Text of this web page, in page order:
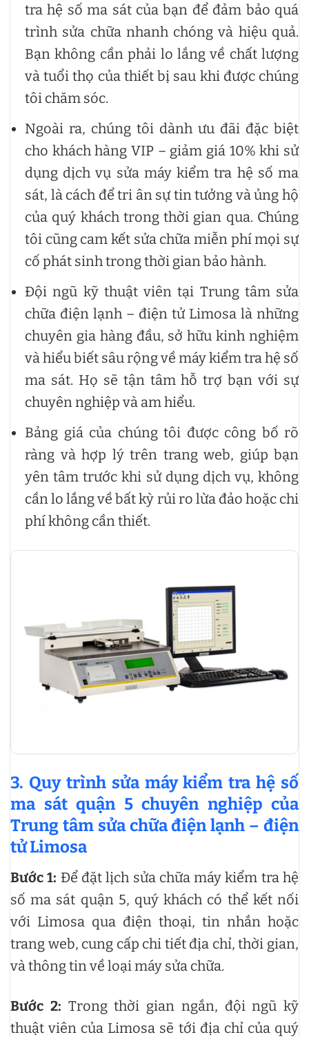
tra hệ số ma sát của bạn để đảm bảo quá
trình sửa chữa nhanh chóng và hiệu quả.
Bạn không cần phải lo lắng về chất lượng
và tuổi thọ của thiết bị sau khi được chúng
tôi chăm sóc.
Ngoài ra, chúng tôi dành ưu đãi đặc biệt
cho khách hàng VIP – giảm giá 10% khi sử
dụng dịch vụ sửa máy kiểm tra hệ số ma
sát, là cách để tri ân sự tin tưởng và ủng hộ
của quý khách trong thời gian qua. Chúng
tôi cũng cam kết sửa chữa miễn phí mọi sự
cố phát sinh trong thời gian bảo hành.
Đội ngũ kỹ thuật viên tại Trung tâm sửa
chữa điện lạnh – điện tử Limosa là những
chuyên gia hàng đầu, sở hữu kinh nghiệm
và hiểu biết sâu rộng về máy kiểm tra hệ số
ma sát. Họ sẽ tận tâm hỗ trợ bạn với sự
chuyên nghiệp và am hiểu.
Bảng giá của chúng tôi được công bố rõ
ràng và hợp lý trên trang web, giúp bạn
yên tâm trước khi sử dụng dịch vụ, không
cần lo lắng về bất kỳ rủi ro lừa đảo hoặc chi
phí không cần thiết.
3. Quy trình sửa máy kiểm tra hệ số
ma sát quận 5 chuyên nghiệp của
Trung tâm sửa chữa điện lạnh – điện
tử Limosa
Bước 1: Để đặt lịch sửa chữa máy kiểm tra hệ
số ma sát quận 5, quý khách có thể kết nối
với Limosa qua điện thoại, tin nhắn hoặc
trang web, cung cấp chi tiết địa chỉ, thời gian,
và thông tin về loại máy sửa chữa.
Bước 2: Trong thời gian ngắn, đội ngũ kỹ
thuật viên của Limosa sẽ tới địa chỉ của quý